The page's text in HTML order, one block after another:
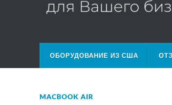
ОБОРУДОВАНИЕ ИЗ США
MACBOOK AIR